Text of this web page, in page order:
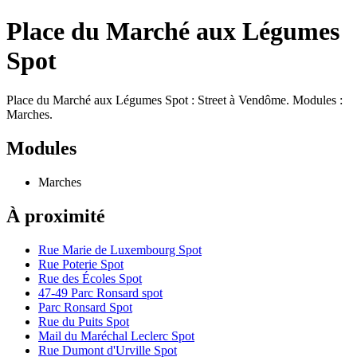
Place du Marché aux Légumes
Spot
Place du Marché aux Légumes Spot : Street à Vendôme. Modules :
Marches.
Modules
Marches
À proximité
Rue Marie de Luxembourg Spot
Rue Poterie Spot
Rue des Écoles Spot
47-49 Parc Ronsard spot
Parc Ronsard Spot
Rue du Puits Spot
Mail du Maréchal Leclerc Spot
Rue Dumont d'Urville Spot